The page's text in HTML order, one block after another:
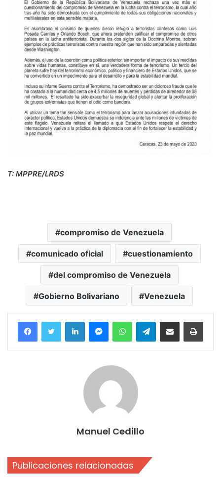
T: MPPRE/LRDS
compromiso de Venezuela
comunicado oficial cuestionamiento
del compromiso de Venezuela
Gobierno Bolivariano Venezuela
FacebookTwitter LinkedInMessengerWhatsAppTelegramCompartir por correo electrónico
Manuel Cedillo
Publicaciones relacionadas